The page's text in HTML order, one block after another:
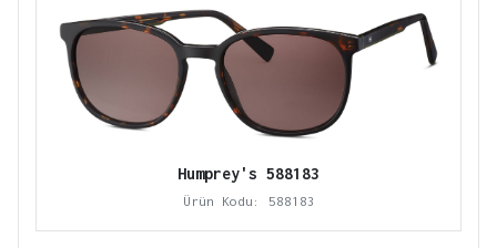
Humprey's 588183
Ürün Kodu: 588183